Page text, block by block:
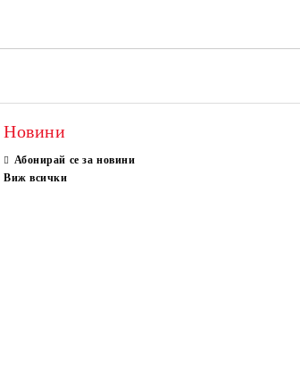
Новини
Абонирай се за новини
Виж всички